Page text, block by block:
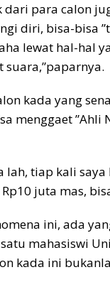
para calon
diri, bisa-bisa
lewat hal-hal
kada yang
menggaet ”Ahli
tiap kali saya
juta mas,
ini, ada
mahasiswi
kada ini